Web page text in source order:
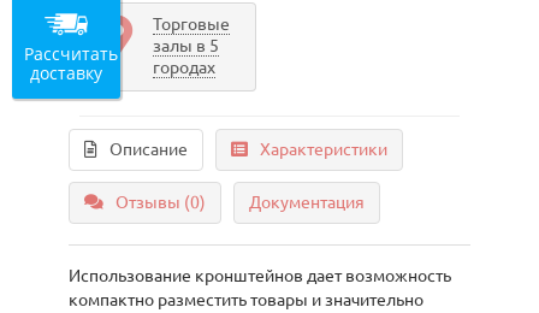
Торговые
залы в 5
городах
Описание Характеристики
Отзывы (0) Документация
Использование кронштейнов дает возможность
компактно разместить товары и значительно
Рассчитать
доставку